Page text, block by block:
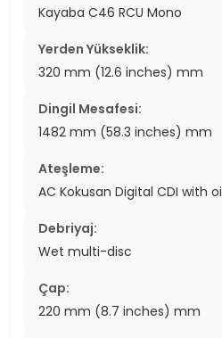
Kayaba C46 RCU Mono
Yerden Yükseklik:
320 mm (12.6 inches) mm
Dingil Mesafesi:
1482 mm (58.3 inches) mm
Ateşleme:
AC Kokusan Digital CDI with
Debriyaj:
Wet multi-disc
Çap:
220 mm (8.7 inches) mm